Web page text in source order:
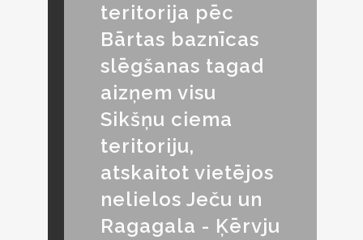
teritorija pēc
Bārtas baznīcas
slēgšanas tagad
aizņem visu
Sikšņu ciema
teritoriju,
atskaitot vietējos
nelielos Ječu un
Ragagala - Ķērvju